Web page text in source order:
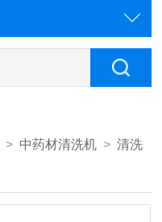
> 中药材清洗机 >清洗